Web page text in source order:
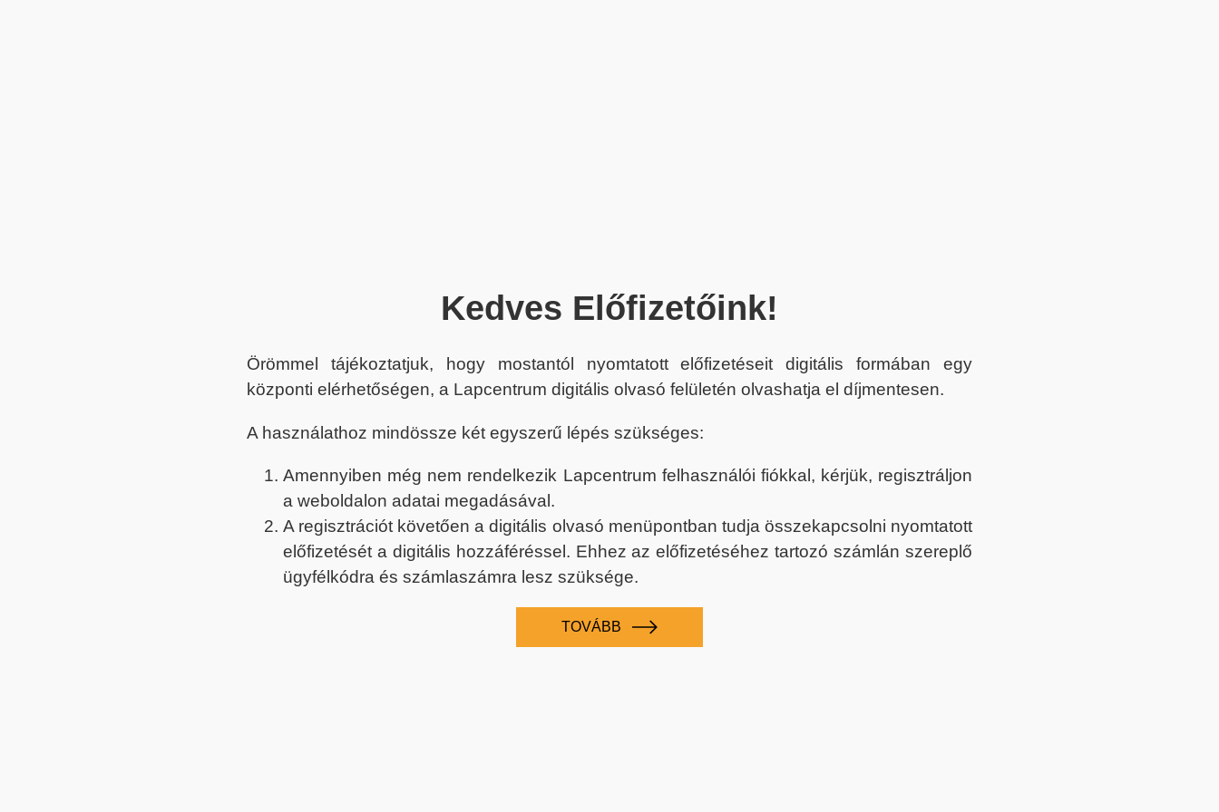
Kedves Előfizetőink!
Örömmel tájékoztatjuk, hogy mostantól nyomtatott előfizetéseit digitális formában egy
központi elérhetőségen, a Lapcentrum digitális olvasó felületén olvashatja el díjmentesen.
A használathoz mindössze két egyszerű lépés szükséges:
Amennyiben még nem rendelkezik Lapcentrum felhasználói fiókkal, kérjük, regisztráljon
a weboldalon adatai megadásával.
A regisztrációt követően a digitális olvasó menüpontban tudja összekapcsolni nyomtatott
előfizetését a digitális hozzáféréssel. Ehhez az előfizetéséhez tartozó számlán szereplő
ügyfélkódra és számlaszámra lesz szüksége.
TOVÁBB